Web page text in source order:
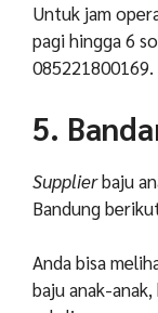
Untuk jam
pagi hingga 6
085221800169.
5.
Supplierbaju
Bandung
Anda bisa
baju anak-